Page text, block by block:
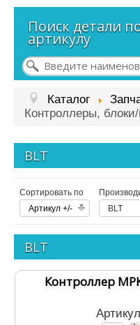
Контакты
Наш адрес:
пр. Девятого
д. 3, корп. 4
Схема проезда:
Поиск детали
артикулу
Каталог
Контроллеры,
BLT
Сортировать по
Артикул +/-
BLT
BLT
Контроллер